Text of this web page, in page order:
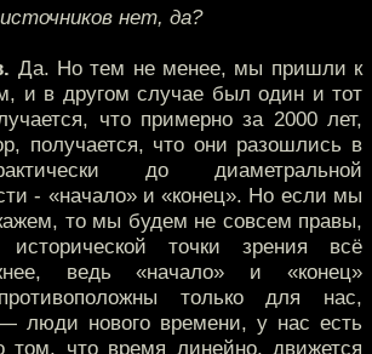
нет, да?
Да. Но тем не менее, мы пришли к
и в другом случае был один и тот
что примерно за 2000 лет,
получается, что они разошлись в
до диаметральной
- «начало» и «конец». Но если мы
то мы будем не совсем правы,
точки зрения всё
ведь «начало» и «конец»
только для нас,
люди нового времени, у нас есть
том, что время линейно, движется